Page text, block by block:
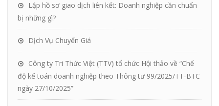
Lập hồ sơ giao dịch liên kết: Doanh nghiệp cần chuẩn
bị những gì?
Dịch Vụ Chuyển Giá
Công ty Tri Thức Việt (TTV) tổ chức Hội thảo về “Chế
độ kế toán doanh nghiệp theo Thông tư 99/2025/TT-BTC
ngày 27/10/2025”